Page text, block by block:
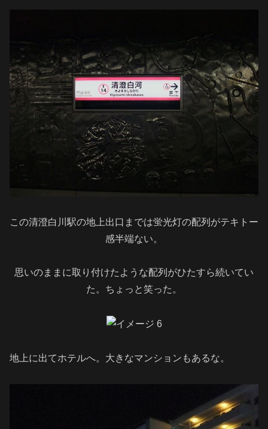
この清澄白川駅の地上出口までは蛍光灯の配列がテキトー
感半端ない。
思いのままに取り付けたような配列がひたすら続いてい
た。ちょっと笑った。
地上に出てホテルへ。大きなマンションもあるな。